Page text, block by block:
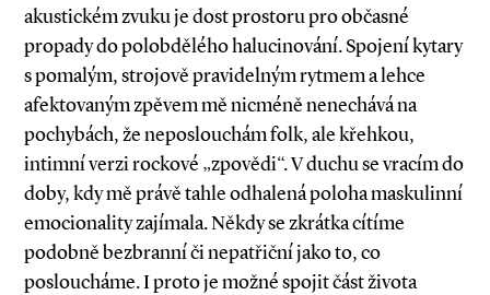
akustickém zvuku je dost prostoru pro občasné
propady do polobdělého halucinování. Spojení kytary
s pomalým, strojově pravidelným rytmem a lehce
afektovaným zpěvem mě nicméně nenechává na
pochybách, že neposlouchám folk, ale křehkou,
intimní verzi rockové „zpovědi“. V duchu se vracím do
doby, kdy mě právě tahle odhalená poloha maskulinní
emocionality zajímala. Někdy se zkrátka cítíme
podobně bezbranní či nepatřiční jako to, co
posloucháme. I proto je možné spojit část života